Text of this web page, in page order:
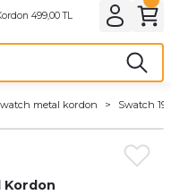
& ELEKTRİK
metal kordon Swatch
Kordon